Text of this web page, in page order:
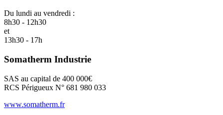
Du lundi au vendredi :
8h30 - 12h30
et
13h30 - 17h
Somatherm Industrie
SAS au capital de 400 000€
RCS Périgueux N° 681 980 033
www.somatherm.fr